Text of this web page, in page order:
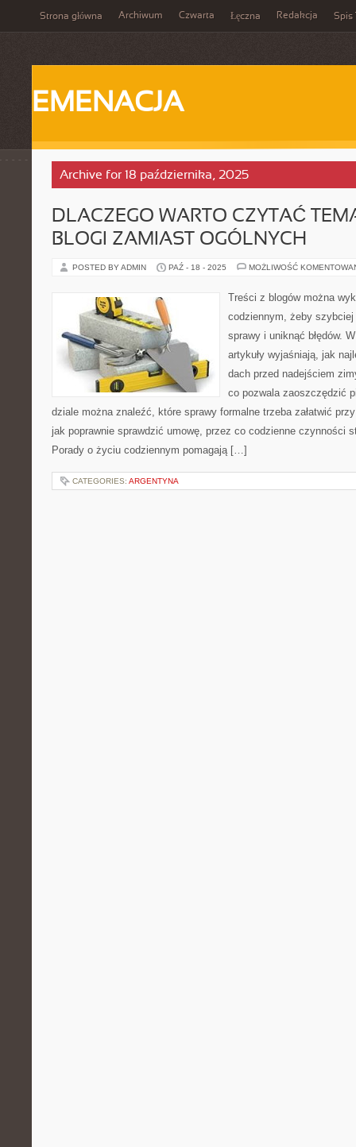
Strona główna Archiwum Czwarta Łęczna Redakcja Spis
EMENACJA
Archive for 18 października, 2025
DLACZEGO WARTO CZYTAĆ
BLOGI ZAMIAST OGÓLNYCH
POSTED BY ADMIN PAŹ - 18 - 2025 MOŻLIWOŚĆ
Treści z blogów można
codziennym, żeby
sprawy i uniknąć błędów.
artykuły wyjaśniają, jak
dach przed nadejściem
co pozwala zaoszczędzić
dziale można znaleźć, które sprawy formalne trzeba załatwić
jak poprawnie sprawdzić umowę, przez co codzienne czynności
Porady o życiu codziennym pomagają […]
CATEGORIES: ARGENTYNA